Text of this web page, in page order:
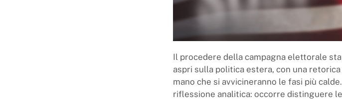
Il procedere della campagna elettorale
aspri sulla politica estera, con una
mano che si avvicineranno le fasi più
riflessione analitica: occorre distinguere